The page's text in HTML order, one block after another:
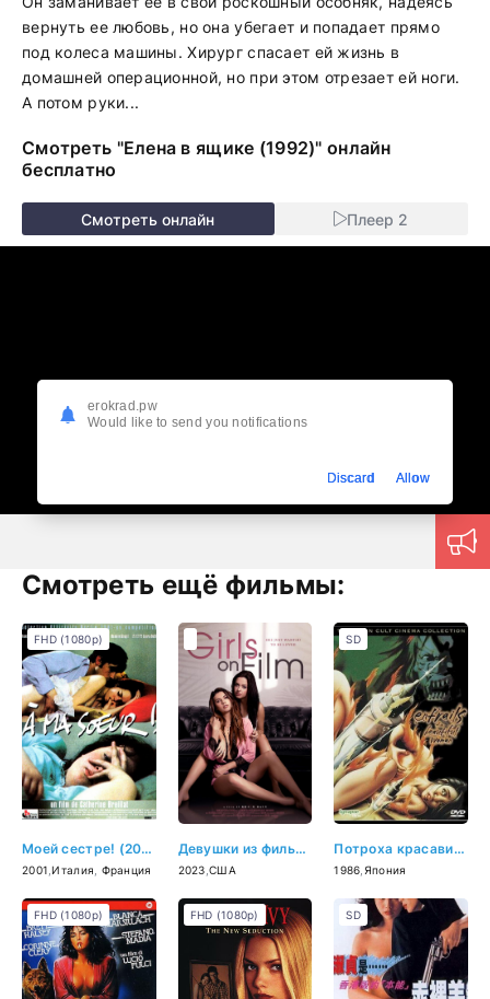
вернуть ее любовь, но она убегает и попадает прямо
под колеса машины. Хирург спасает ей жизнь в
домашней операционной, но при этом отрезает ей ноги.
А потом руки...
Смотреть "Елена в ящике (1992)" онлайн
бесплатно
Смотреть онлайн Плеер 2
Смотреть ещё фильмы:
Моей сестре! (2001)
2001 ,Италия Франция
FHD (1080p)
Девушки из фильма (2023)
2023 ,США
Потроха красавицы (1986)
1986 Япония
SD
FHD (1080p) FHD (1080p) SD
erokrad.pw
Would like to send you notifications
Discard Allow